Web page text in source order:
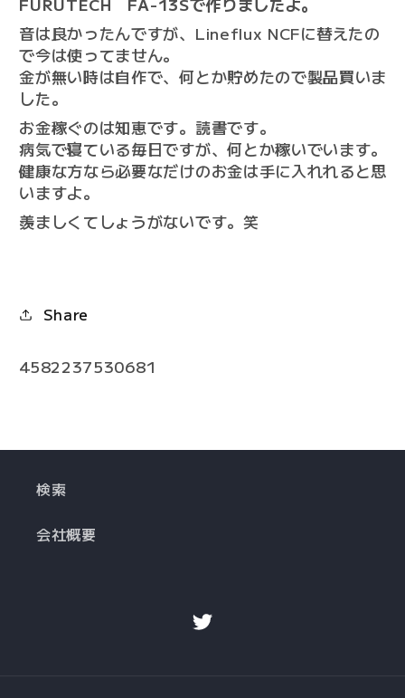
音は良かったんですが、Lineflux NCFに替えたの
で今は使ってません。
金が無い時は自作で、何とか貯めたので製品買いま
した。
お金稼ぐのは知恵です。読書です。
病気で寝ている毎日ですが、何とか稼いでいます。
健康な方なら必要なだけのお金は手に入れれると思
いますよ。
羨ましくてしょうがないです。笑
Share
4582237530681
検索
会社概要
Twitter